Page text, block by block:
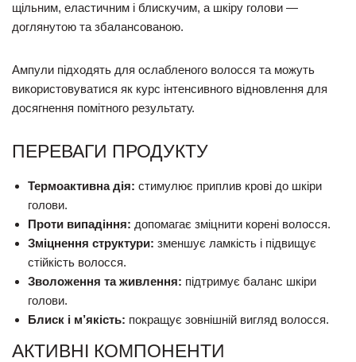
щільним, еластичним і блискучим, а шкіру голови —
доглянутою та збалансованою.
Ампули підходять для ослабленого волосся та можуть
використовуватися як курс інтенсивного відновлення для
досягнення помітного результату.
ПЕРЕВАГИ ПРОДУКТУ
Термоактивна дія: стимулює приплив крові до шкіри
голови.
Проти випадіння: допомагає зміцнити корені волосся.
Зміцнення структури: зменшує ламкість і підвищує
стійкість волосся.
Зволоження та живлення: підтримує баланс шкіри
голови.
Блиск і м’якість: покращує зовнішній вигляд волосся.
АКТИВНІ КОМПОНЕНТИ